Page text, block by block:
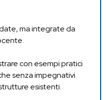
ma integrate da
con esempi pratici
senza impegnativi
esistenti.